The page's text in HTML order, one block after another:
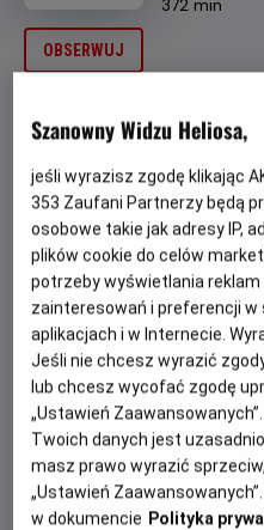
OBSERWUJ
372 min
OPIS WYDARZENIA
Już26 czerwca, na dobry
rozdaniu szkolnych
zapraszają na Maraton
myślą o Was zestaw
odreagowanie całego roku
pierwsza przerażająca
LILY” ! Po krótkiej przerwie,
napięciu, przedpremierowy
będzie jeszcze mocniej, bo
będzie„KRWAWE
„POŚWIĘCENI”.
Start:26.06.2026, godz.
Szanowny Widzu Heliosa,
jeśli wyrazisz zgodę klikając
353 Zaufani Partnerzy będą
osobowe takie jak adresy IP,
plików cookie do celów
potrzeby wyświetlania
zainteresowań i preferencji w
aplikacjach i w Internecie.
Jeśli nie chcesz wyrazić
lub chcesz wycofać zgodę
„Ustawień
Twoich danych jest
masz prawo wyrazić
„Ustawień
w dokumencie Polityka